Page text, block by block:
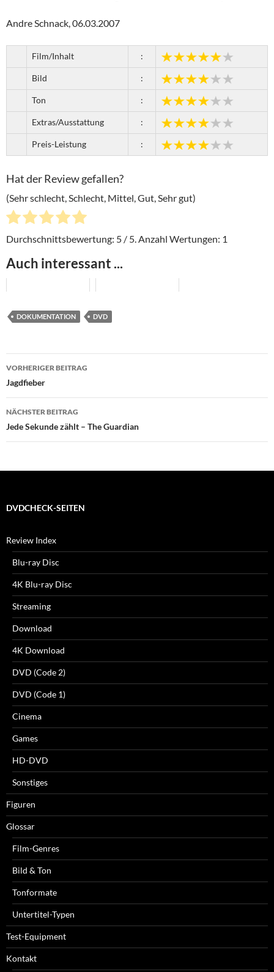
Andre Schnack, 06.03.2007
Film/Inhalt :
Bild :
Ton :
Extras/Ausstattung :
Preis-Leistung :
Hat der Review gefallen?
(Sehr schlecht, Schlecht, Mittel, Gut, Sehr gut)
Durchschnittsbewertung: 5 / 5. Anzahl Wertungen: 1
Auch interessant ...
DOKUMENTATION DVD
Beitragsnavigation
VORHERIGER BEITRAG
Jagdfieber
NÄCHSTER BEITRAG
Jede Sekunde zählt – The Guardian
DVDCHECK-SEITEN
Review Index
Blu-ray Disc
4K Blu-ray Disc
Streaming
Download
4K Download
DVD (Code 2)
DVD (Code 1)
Cinema
Games
HD-DVD
Sonstiges
Figuren
Glossar
Film-Genres
Bild & Ton
Tonformate
Untertitel-Typen
Test-Equipment
Kontakt